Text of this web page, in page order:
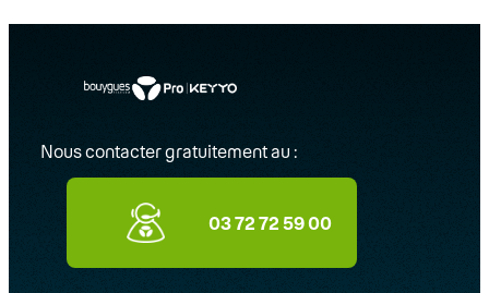
Nous contacter gratuitement au :
03 72 72 59 00